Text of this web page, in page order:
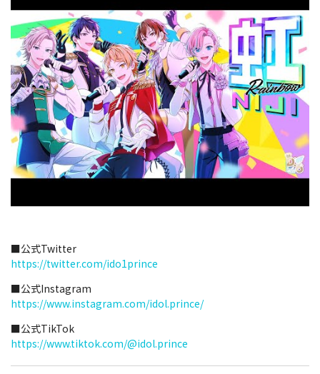
■公式Twitter
https://twitter.com/ido1prince
■公式Instagram
https://www.instagram.com/idol.prince/
■公式TikTok
https://www.tiktok.com/@idol.prince